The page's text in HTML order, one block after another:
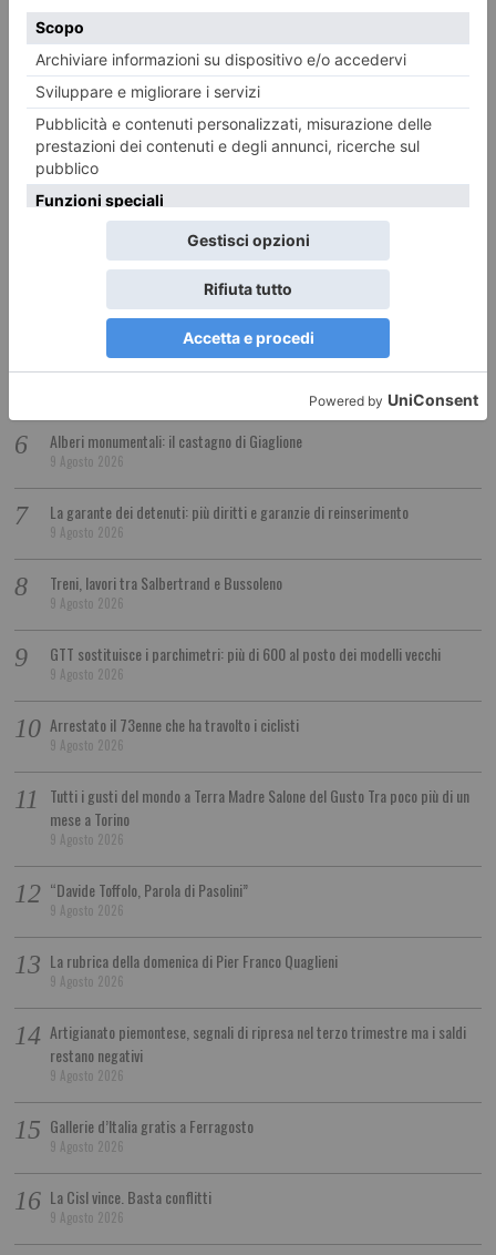
LE ULTIME 20
Caldo, Torino e Piemonte verso un Ferragosto ancora rovente
9 Agosto 2026
Bussoleno e Bardonecchia, modifiche alla circolazione ferroviaria
9 Agosto 2026
L’eclettismo culturale di Mario Soldati
9 Agosto 2026
La Ceramica di Castellamonte torna protagonista
Un filo elettrificato riapre l’aorta: alle Molinette salvato un paziente con
sindrome di Marfan
Alberi monumentali: il castagno di Giaglione
9 Agosto 2026
La garante dei detenuti: più diritti e garanzie di reinserimento
9 Agosto 2026
Treni, lavori tra Salbertrand e Bussoleno
9 Agosto 2026
GTT sostituisce i parchimetri: più di 600 al posto dei modelli vecchi
9 Agosto 2026
Arrestato il 73enne che ha travolto i ciclisti
9 Agosto 2026
Tutti i gusti del mondo a Terra Madre Salone del Gusto Tra poco più di un
mese a Torino
9 Agosto 2026
“Davide Toffolo, Parola di Pasolini”
9 Agosto 2026
La rubrica della domenica di Pier Franco Quaglieni
9 Agosto 2026
Artigianato piemontese, segnali di ripresa nel terzo trimestre ma i saldi
restano negativi
9 Agosto 2026
Gallerie d’Italia gratis a Ferragosto
9 Agosto 2026
La Cisl vince. Basta conflitti
9 Agosto 2026